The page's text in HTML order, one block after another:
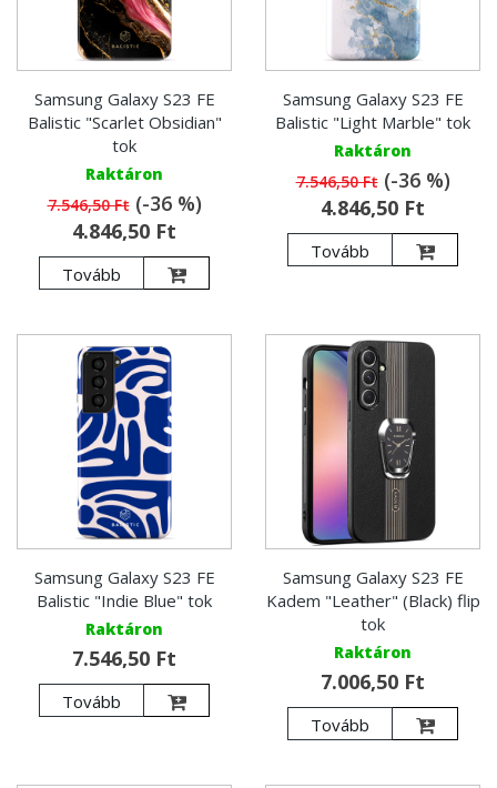
Samsung Galaxy S23 FE
Balistic "Scarlet Obsidian"
tok
Raktáron
7.546,50 Ft(-36 %)
4.846,50 Ft
Tovább
Samsung Galaxy S23 FE
Balistic "Light Marble" tok
Raktáron
7.546,50 Ft(-36 %)
4.846,50 Ft
Tovább
Samsung Galaxy S23 FE
Balistic "Indie Blue" tok
Raktáron
7.546,50 Ft
Tovább
Samsung Galaxy S23 FE
Kadem "Leather" (Black) flip
tok
Raktáron
7.006,50 Ft
Tovább